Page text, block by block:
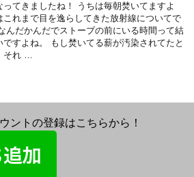
ってきましたね！ うちは毎朝焚いてますよ
これまで目を逸らしてきた放射線についてで
んだかんだでストーブの前にいる時間って結
ですよね。 もし焚いてる薪が汚染されてたと
それ …
ントの登録はこちらから！